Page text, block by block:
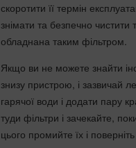
скоротити її термін
знімати та безпечно
обладнана таким фільтром.
Якщо ви не можете знайти
знизу пристрою, і зазвичай
гарячої води і додати пару
туди фільтри і зачекайте,
цього промийте їх і